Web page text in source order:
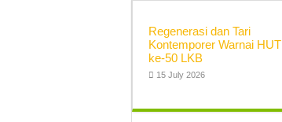
Regenerasi dan Tari
Kontemporer Warnai HUT
ke-50 LKB
15 July 2026